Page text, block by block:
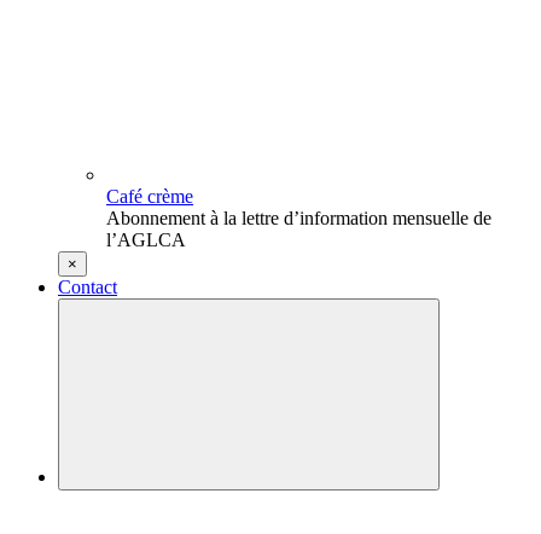
Café crème
Abonnement à la lettre d’information mensuelle de
l’AGLCA
×
Contact